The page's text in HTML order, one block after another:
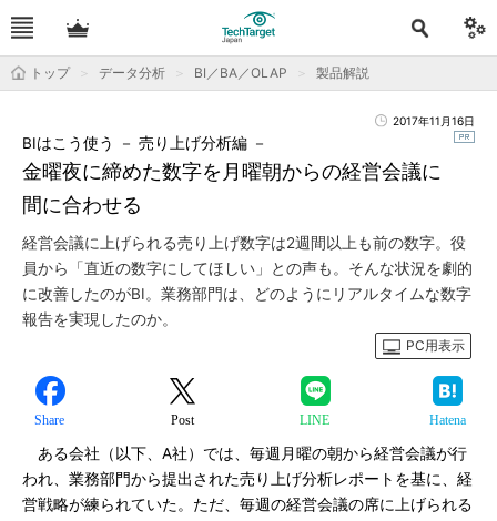
トップ データ分析 BI／BA／OLAP 製品解説
2017年11月16日
金曜夜に締めた数字を月曜朝からの経営会議に
間に合わせる
BIはこう使う － 売り上げ分析編 －
経営会議に上げられる売り上げ数字は2週間以上も前の数字。役
員から「直近の数字にしてほしい」との声も。そんな状況を劇的
に改善したのがBI。業務部門は、どのようにリアルタイムな数字
報告を実現したのか。
PC用表示
Share Post LINE Hatena
ある会社（以下、A社）では、毎週月曜の朝から経営会議が行
われ、業務部門から提出された売り上げ分析レポートを基に、経
営戦略が練られていた。ただ、毎週の経営会議の席に上げられる